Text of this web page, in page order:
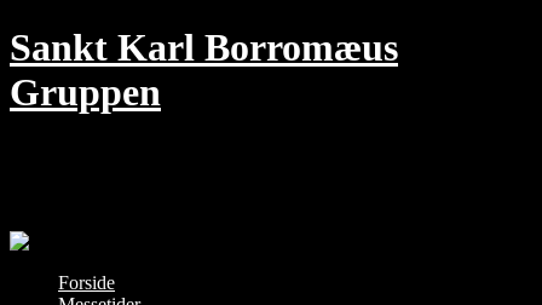
Skip
to
content
Sankt Karl Borromæus
Gruppen
Forside